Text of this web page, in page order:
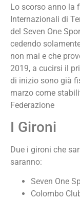
Lo scorso anno la
Internazionali di
del Seven One
cedendo
non mai e che
2019, a cucirsi il
di inizio sono già
marzo come
Federazione
I Gironi
Due i gironi che
saranno:
Seven One
Colombo